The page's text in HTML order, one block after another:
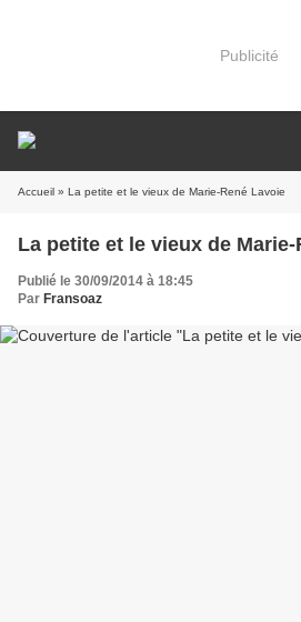
Publicité
Accueil » La petite et le vieux de Marie-René Lavoie
La petite et le vieux de
Publié le 30/09/2014 à 18:45
Par Fransoaz